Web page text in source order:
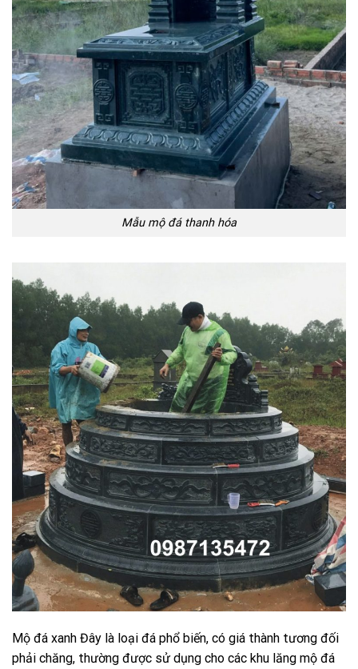
Mẫu mộ đá thanh hóa
Mộ đá xanh Đây là loại đá phổ biến, có giá thành tương đối
phải chăng, thường được sử dụng cho các khu lăng mộ đá